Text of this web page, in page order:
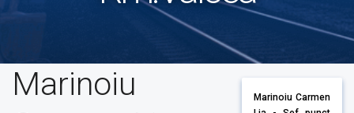
Marinoiu
Marinoiu Carmen